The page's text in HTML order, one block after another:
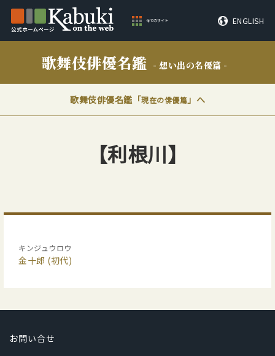
全てのサイト ENGLISH
歌舞伎俳優名鑑 - 想い出の名優篇 -
歌舞伎俳優名鑑「現在の俳優篇」へ
【利根川】
キンジュウロウ
金十郎 (初代)
お問い合せ